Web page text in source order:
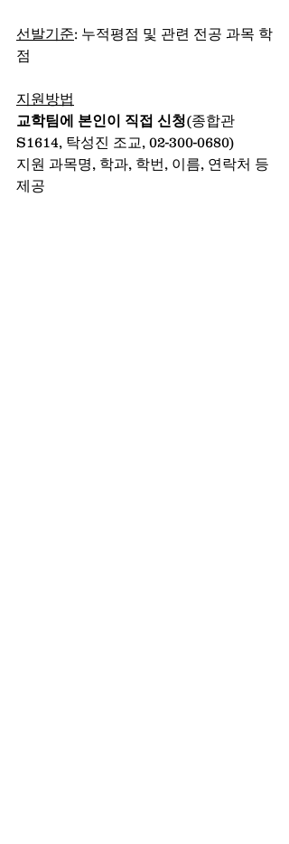
선발기준: 누적평점 및 관련 전공 과목 학
점
지원방법
교학팀에 본인이 직접 신청(종합관
S1614, 탁성진 조교, 02-300-0680)
지원 과목명, 학과, 학번, 이름, 연락처 등
제공